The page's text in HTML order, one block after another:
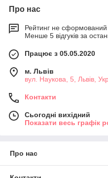
Про нас
Рейтинг не сформований
Менше 5 відгуків за
Працює з 05.05.2020
м. Львів
вул. Наукова, 5, Львів,
Контакти
Сьогодні вихідний
Показати весь графік
Про нас